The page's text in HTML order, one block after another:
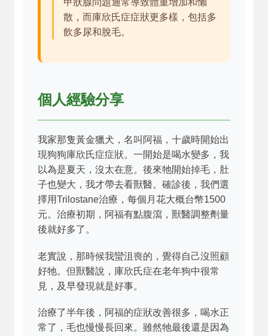
甲狀腺問題通常導致體重增加和懶
散，而庫欣氏症症狀更多樣，包括多
飲多尿和脫毛。
個人經驗分享
我家那隻黃金獵犬，名叫阿福，十歲時開始出
現狗狗庫欣氏症症狀。一開始是喝水變多，我
以為是夏天，沒太在意。後來牠開始掉毛，肚
子也變大，我才帶去看獸醫。確診後，我們選
擇用Trilostane治療，每個月花大概台幣1500
元。治療初期，阿福有點腹瀉，獸醫調整劑量
後就好多了。
老實說，那時候我蠻沮喪的，覺得自己沒照顧
好牠。但獸醫說，庫欣氏症在老年狗中很常
見，及早發現就是好事。
治療了半年後，阿福的症狀改善很多，喝水正
常了，毛也慢慢長回來。雖然牠最後還是因為